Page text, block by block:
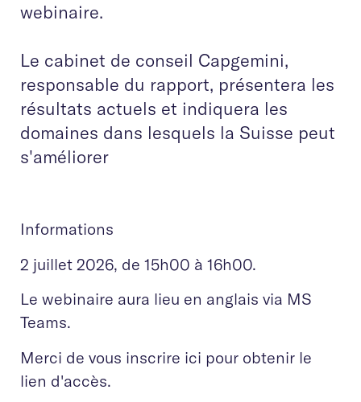
webinaire.​​​​​​​
Le cabinet de conseil Capgemini,
responsable du rapport, présentera les
résultats actuels et indiquera les
domaines dans lesquels la Suisse peut
s'améliorer
Informations
2 juillet 2026, de 15h00 à 16h00.
Le webinaire aura lieu en anglais via MS
Teams.
Merci de vous inscrire ici pour obtenir le
lien d'accès.